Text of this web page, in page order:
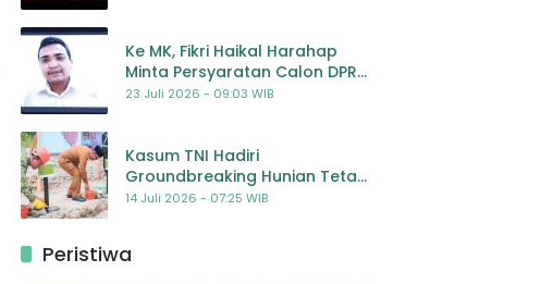
Ke MK, Fikri Haikal Harahap
Minta Persyaratan Calon DPR
Dilengkapi Penilaian
23 Juli 2026 - 09:03 WIB
Kasum TNI Hadiri
Groundbreaking Hunian Tetap
Pascabencana di
14 Juli 2026 - 07:25 WIB
Peristiwa